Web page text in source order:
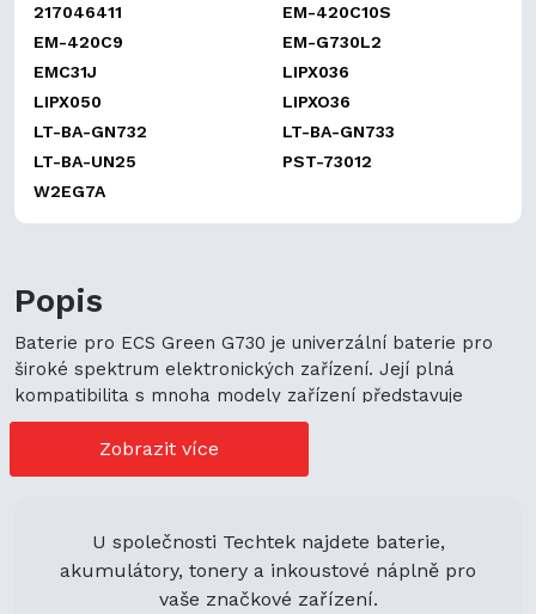
217046411
EM-420C10S
EM-420C9
EM-G730L2
EMC31J
LIPX036
LIPX050
LIPXO36
LT-BA-GN732
LT-BA-GN733
LT-BA-UN25
PST-73012
W2EG7A
Popis
Baterie pro ECS Green G730 je univerzální baterie pro
široké spektrum elektronických zařízení. Její plná
kompatibilita s mnoha modely zařízení představuje
cenově výhodné možnosti nákupu. Její univerzální použití
navíc podporuje ekologickou udržitelnost a zaručuje
flexibilitu.
Zobrazit více
U společnosti Techtek najdete baterie,
akumulátory, tonery a inkoustové náplně pro
vaše značkové zařízení.